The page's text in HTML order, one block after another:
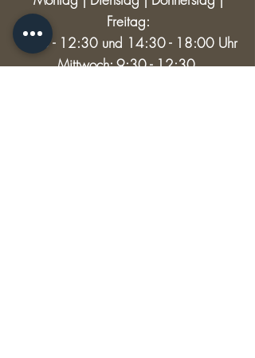
Freitag:
9:30 - 12:30 und 14:30 - 18:00 Uhr
Mittwoch: 9:30 - 12:30